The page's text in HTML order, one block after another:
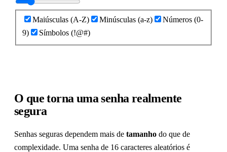
Maiúsculas (A-Z) Minúsculas (a-z)
Números (0-
9)
Símbolos (!@#)
O que torna uma senha realmente
segura
Senhas seguras dependem mais de tamanho do que de
complexidade. Uma senha de 16 caracteres aleatórios é